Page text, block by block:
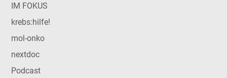
IM FOKUS
krebs:hilfe!
mol-onko
nextdoc
Podcast